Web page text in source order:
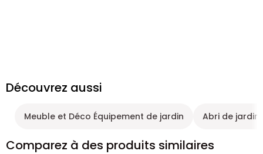
Découvrez aussi
Meuble et Déco Équipement de jardin Abri de jardin
Comparez à des produits similaires